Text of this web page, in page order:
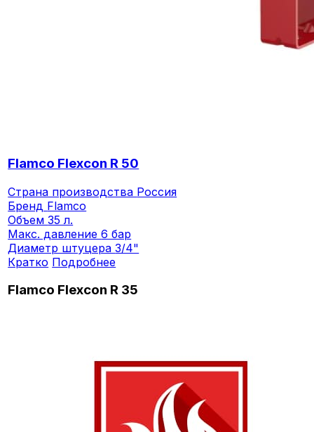
Flamco Flexcon R 50
Страна производства Россия
Бренд Flamco
Объем35 л.
Макс. давление6 бар
Диаметр штуцера3/4"
Кратко Подробнее
Flamco Flexcon R 35